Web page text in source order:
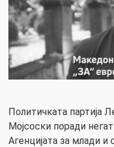
Политичката партија
Мојсоски поради
Агенцијата за млади и